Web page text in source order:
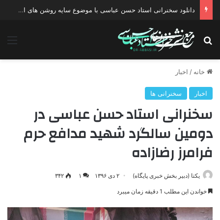
دانلود سخنرانی استاد حسن عباسی با موضوع چهار انتخاب ۱۴۰۰
جستجو برای
خانه / اخبار
اخبار سخنرانی ها
سخنرانی استاد حسن عباسی در
دومین سالگرد شهید مدافع حرم
فرامرز رضازاده
یکتا (دبیر بخش خبری پایگاه) ۲ دی ۱۳۹۶ ۱ ۳۴۲
خواندن این مطلب 1 دقیقه زمان میبرد